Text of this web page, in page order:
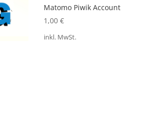
Matomo Piwik Account
1,00 €
inkl. MwSt.